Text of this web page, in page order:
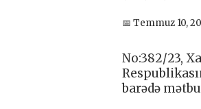
📅 Temmuz 10,
No:382/23,
barədə